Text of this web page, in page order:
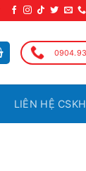
LIÊN HỆ CSKH